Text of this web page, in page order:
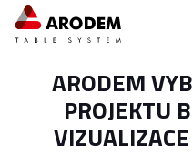
ARODEM
PROJEKTU